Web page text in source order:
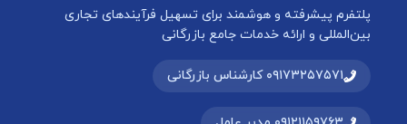
پلتفرم پیشرفته و هوشمند برای تسهیل فرآیندهای تجاری
بین‌المللی و ارائه خدمات جامع بازرگانی
۰۹۱۷۳۲۵۷۵۷۱ کارشناس بازرگانی